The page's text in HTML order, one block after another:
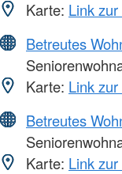
Karte: Link
Betreutes
Karte: Link
Betreutes
Karte: Link